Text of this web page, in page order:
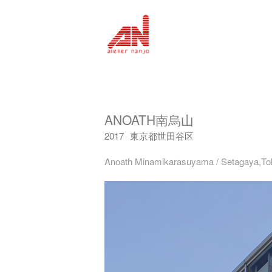
ANOATH南烏山
2017 東京都世田谷区
Anoath Minamikarasuyama /